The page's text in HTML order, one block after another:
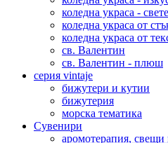
коледна украса -
коледна украса от
коледна украса от
св. Валентин
св. Валентин - плюш
серия vintaje
бижутери и кутии
бижутерия
морска тематика
Сувенири
аромотерапия,